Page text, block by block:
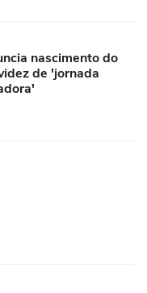
nascimento do
de 'jornada